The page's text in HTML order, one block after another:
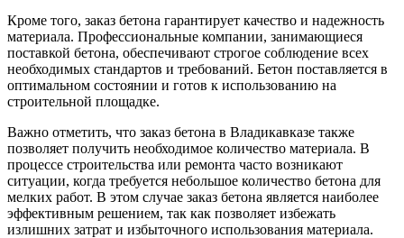
Кроме того, заказ бетона гарантирует качество и надежность
материала. Профессиональные компании, занимающиеся
поставкой бетона, обеспечивают строгое соблюдение всех
необходимых стандартов и требований. Бетон поставляется в
оптимальном состоянии и готов к использованию на
строительной площадке.
Важно отметить, что заказ бетона в Владикавказе также
позволяет получить необходимое количество материала. В
процессе строительства или ремонта часто возникают
ситуации, когда требуется небольшое количество бетона для
мелких работ. В этом случае заказ бетона является наиболее
эффективным решением, так как позволяет избежать
излишних затрат и избыточного использования материала.